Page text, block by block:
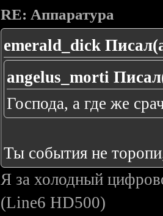
RE: Аппаратура
emerald_dick
angelus_morti
Господа, а где же
Ты события не
Я за холодный
(Line6 HD500)